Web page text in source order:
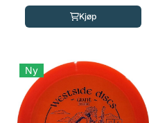
Kjøp
Ny